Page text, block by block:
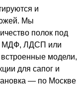
и
Мы
полок под
МДФ, ЛДСП или
модели,
для сапог и
— по Москве